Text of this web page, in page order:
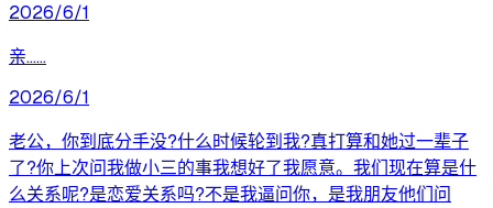
2026/6/1
亲……
2026/6/1
老公，你到底分手没?什么时候轮到我?真打算和她过一辈子
了?你上次问我做小三的事我想好了我愿意。我们现在算是什
么关系呢?是恋爱关系吗?不是我逼问你，是我朋友他们问